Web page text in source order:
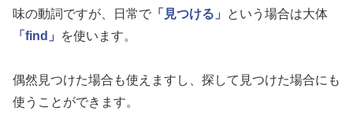
味の動詞ですが、日常で 「見つける」
という場合は大体
「find」
を使います。
偶然見つけた場合も使えますし、探して見つけた場合にも
使うことができます。